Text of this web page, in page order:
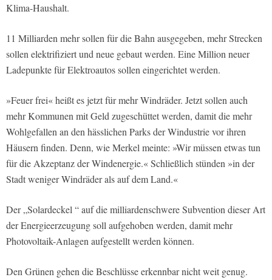
Klima-Haushalt.
11 Milliarden mehr sollen für die Bahn ausgegeben, mehr Strecken
sollen elektrifiziert und neue gebaut werden. Eine Million neuer
Ladepunkte für Elektroautos sollen eingerichtet werden.
»Feuer frei« heißt es jetzt für mehr Windräder. Jetzt sollen auch
mehr Kommunen mit Geld zugeschüttet werden, damit die mehr
Wohlgefallen an den hässlichen Parks der Windustrie vor ihren
Häusern finden. Denn, wie Merkel meinte: »Wir müssen etwas tun
für die Akzeptanz der Windenergie.« Schließlich stünden »in der
Stadt weniger Windräder als auf dem Land.«
Der „Solardeckel “ auf die milliardenschwere Subvention dieser Art
der Energieerzeugung soll aufgehoben werden, damit mehr
Photovoltaik-Anlagen aufgestellt werden können.
Den Grünen gehen die Beschlüsse erkennbar nicht weit genug.